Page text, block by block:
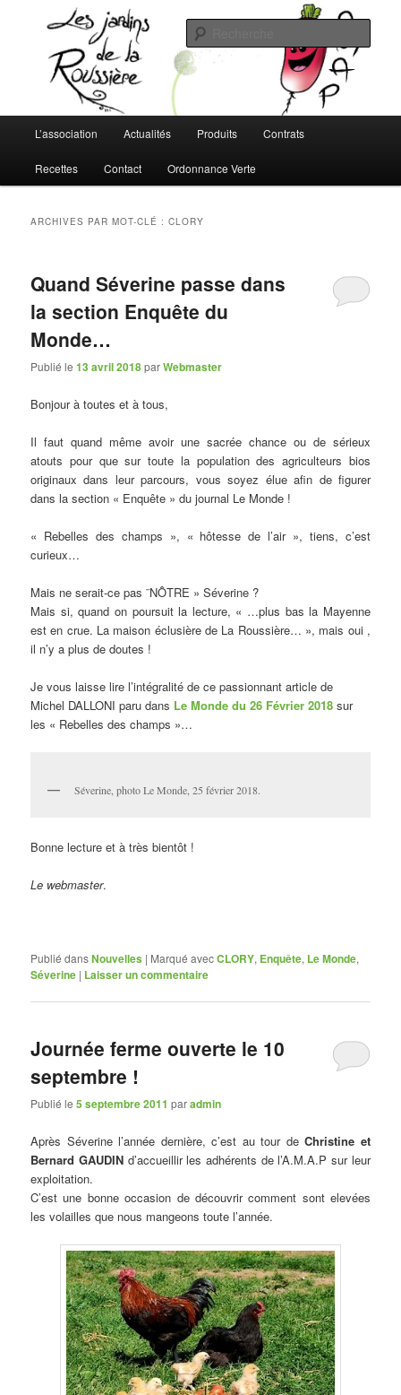
secondaireLes Jardins de la Roussière
L'AMAP de Montreuil-Juigné !
principal
L’association Actualités Produits Contrats
Recettes Contact Ordonnance Verte
ARCHIVES PAR MOT-CLÉ :CLORY
Quand Séverine passe dans
la section Enquête du
Monde…
Publié le13 avril 2018parWebmaster
Bonjour à toutes et à tous,
Il faut quand même avoir une sacrée chance ou de sérieux
atouts pour que sur toute la population des agriculteurs bios
originaux dans leur parcours, vous soyez élue afin de figurer
dans la section « Enquête » du journal Le Monde !
« Rebelles des champs », « hôtesse de l’air », tiens, c’est
curieux…
Mais ne serait-ce pas ¨NÔTRE » Séverine ?
Mais si, quand on poursuit la lecture, « …plus bas la Mayenne
est en crue. La maison éclusière de La Roussière… », mais oui ,
il n’y a plus de doutes !
Je vous laisse lire l’intégralité de ce passionnant article de
Michel DALLONI paru dans Le Monde du 26 Février 2018 sur
les « Rebelles des champs »…
Séverine, photo Le Monde, 25 février 2018.
Bonne lecture et à très bientôt !
Le webmaster.
Publié dansNouvelles | Marqué avecCLORY, Enquête, Le Monde,
Séverine | Laisser un commentaire
Journée ferme ouverte le 10
septembre !
Publié le5 septembre 2011 paradmin
Après Séverine l’année dernière, c’est au tour deChristine et
Bernard GAUDINd’accueillir les adhérents de l’A.M.A.P sur leur
exploitation.
C’est une bonne occasion de découvrir comment sont elevées
les volailles que nous mangeons toute l’année.